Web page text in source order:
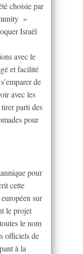
choisie par
»
Israël
avec le
et facilité
de
avec les
parti des
pour
pour
cette
sur
le projet
le nom
officiels de
à la